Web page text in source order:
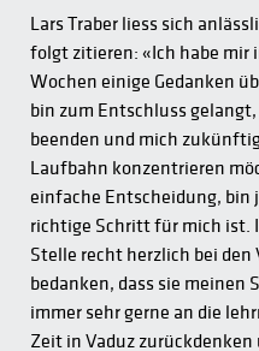
Lars Traber liess sich
folgt zitieren: «Ich habe mir
Wochen einige Gedanken
bin zum Entschluss
beenden und mich
Laufbahn konzentrieren
einfache Entscheidung, bin
richtige Schritt für mich ist.
Stelle recht herzlich bei den
bedanken, dass sie meinen
immer sehr gerne an die
Zeit in Vaduz